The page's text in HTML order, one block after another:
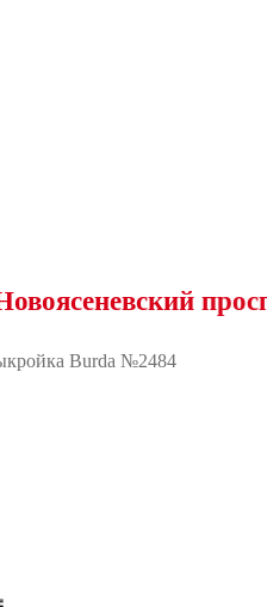
проспект, 25
Burda №2484